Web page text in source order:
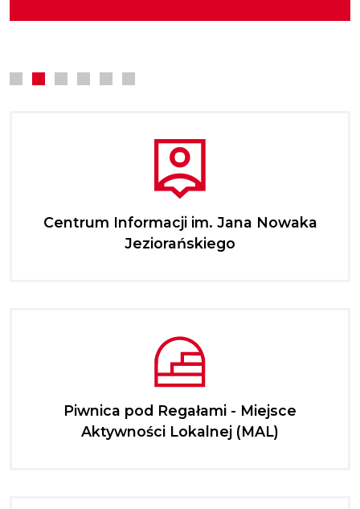
Centrum Informacji im. Jana Nowaka
Jeziorańskiego
Piwnica pod Regałami - Miejsce
Aktywności Lokalnej (MAL)